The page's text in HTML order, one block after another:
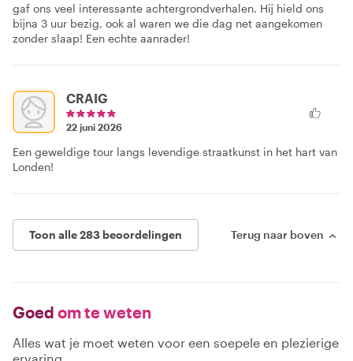
gaf ons veel interessante achtergrondverhalen. Hij hield ons
bijna 3 uur bezig, ook al waren we die dag net aangekomen
zonder slaap! Een echte aanrader!
CRAIG
22 juni 2026
Een geweldige tour langs levendige straatkunst in het hart van
Londen!
Toon alle 283 beoordelingen Terug naar boven
Goed om te weten
Alles wat je moet weten voor een soepele en plezierige